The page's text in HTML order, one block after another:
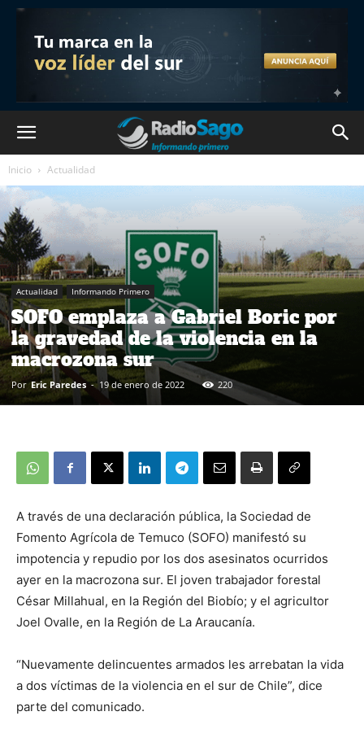
Inicio Actualidad
Actualidad Informando Primero
SOFO emplaza a Gabriel Boric por
la gravedad de la violencia en la
macrozona sur
Por Eric Paredes - 19 de enero de 2022 220
A través de una declaración pública, la Sociedad de
Fomento Agrícola de Temuco (SOFO) manifestó su
impotencia y repudio por los dos asesinatos ocurridos
ayer en la macrozona sur. El joven trabajador forestal
César Millahual, en la Región del Biobío; y el agricultor
Joel Ovalle, en la Región de La Araucanía.
“Nuevamente delincuentes armados les arrebatan la vida
a dos víctimas de la violencia en el sur de Chile”, dice
parte del comunicado.